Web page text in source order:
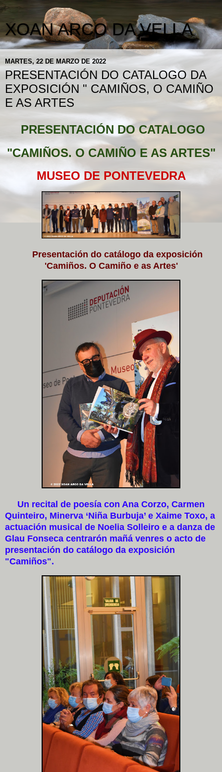
XOAN ARCO DA VELLA
MARTES, 22 DE MARZO DE 2022
PRESENTACIÓN DO CATALOGO DA
EXPOSICIÓN " CAMIÑOS, O CAMIÑO
E AS ARTES
PRESENTACIÓN DO CATALOGO
"CAMIÑOS. O CAMIÑO E AS ARTES"
MUSEO DE PONTEVEDRA
Presentación do catálogo da exposición
'Camiños. O Camiño e as Artes'
Un recital de poesía con Ana Corzo, Carmen
Quinteiro, Minerva ‘Niña Burbuja’ e Xaime Toxo, a
actuación musical de Noelia Solleiro e a danza de
Glau Fonseca centrarón mañá venres o acto de
presentación do catálogo da exposición
"Camiños".